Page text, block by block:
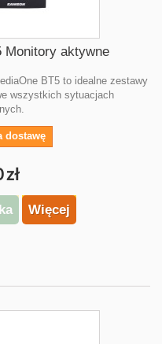
Monitory aktywne
BT5 to idealne zestawy
wszystkich sytuacjach
dostawę
Więcej